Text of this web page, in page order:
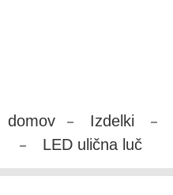
domov Izdelki
LED ulična luč